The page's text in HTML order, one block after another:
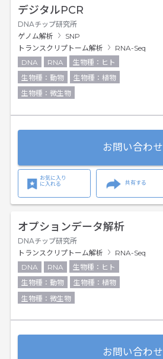
デジタルPCR
DNAチップ研究所
ゲノム解析
SNP
トランスクリプトーム解析
RNA-Seq
DNA
RNA
生物種：ヒト
生物種：動物
生物種：植物
生物種：微生物
お問い合わせ
お気に入り
に入れる
共有する
オプションデータ解析
DNAチップ研究所
トランスクリプトーム解析
RNA-Seq
DNA
RNA
生物種：ヒト
生物種：動物
生物種：植物
生物種：微生物
お問い合わせ